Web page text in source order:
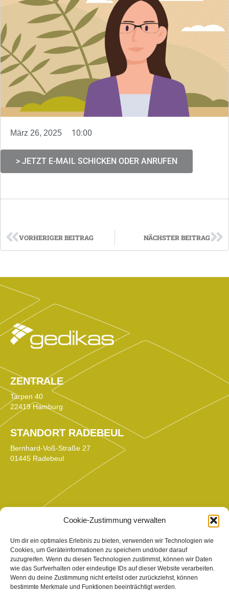
Cookie-Zustimmung verwalten
Um dir ein optimales Erlebnis zu bieten, verwenden wir Technologien wie
Cookies, um Geräteinformationen zu speichern und/oder darauf
zuzugreifen. Wenn du diesen Technologien zustimmst, können wir Daten
wie das Surfverhalten oder eindeutige IDs auf dieser Website verarbeiten.
Wenn du deine Zustimmung nicht erteilst oder zurückziehst, können
bestimmte Merkmale und Funktionen beeinträchtigt werden.
März 26, 2025 10:00
> JETZT E-MAIL SCHICKEN ODER ANRUFEN
VORHERIGER BEITRAG NÄCHSTER BEITRAG
ZENTRALE
Tarpen 40
22419 Hamburg
STANDORT RADEBEUL
Bernhard-Voß-Straße 27
01445 Radebeul
TELEFON
E-MAIL
info@gedikas.net